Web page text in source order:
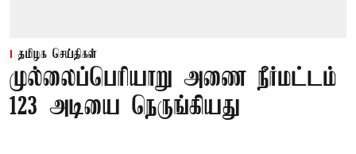
தமிழக செய்திகள்
முல்லைப்பெரியாறு அணை நீர்மட்டம்
123 அடியை நெருங்கியது